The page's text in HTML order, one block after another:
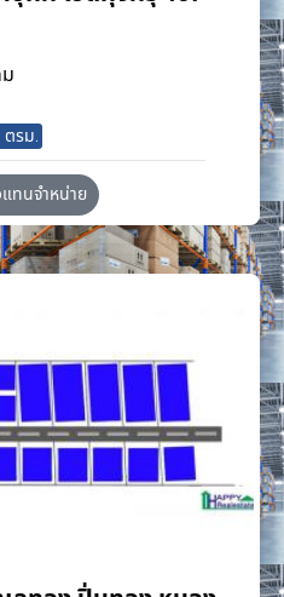
ตรม.
ทนจำหน่าย